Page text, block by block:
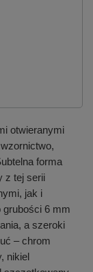
otwieranymi
forma
z tej serii
jak i
grubości 6 mm
a szeroki
– chrom
nikiel